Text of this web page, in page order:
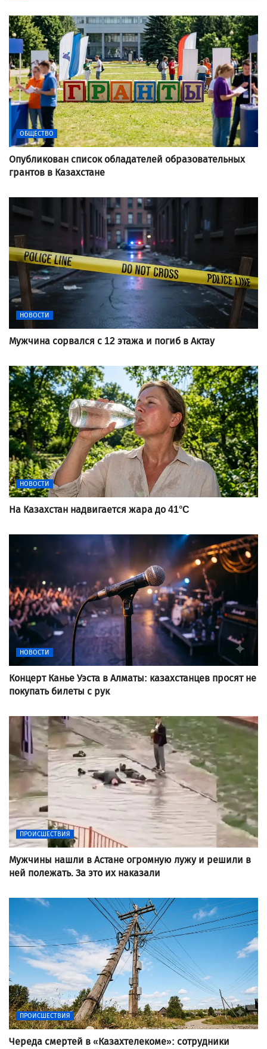
ОБЩЕСТВО
Опубликован список обладателей образовательных
грантов в Казахстане
НОВОСТИ
Мужчина сорвался с 12 этажа и погиб в Актау
НОВОСТИ
На Казахстан надвигается жара до 41°C
НОВОСТИ
Концерт Канье Уэста в Алматы: казахстанцев просят не
покупать билеты с рук
ПРОИСШЕСТВИЯ
Мужчины нашли в Астане огромную лужу и решили в
ней полежать. За это их наказали
ПРОИСШЕСТВИЯ
Череда смертей в «Казахтелекоме»: сотрудники